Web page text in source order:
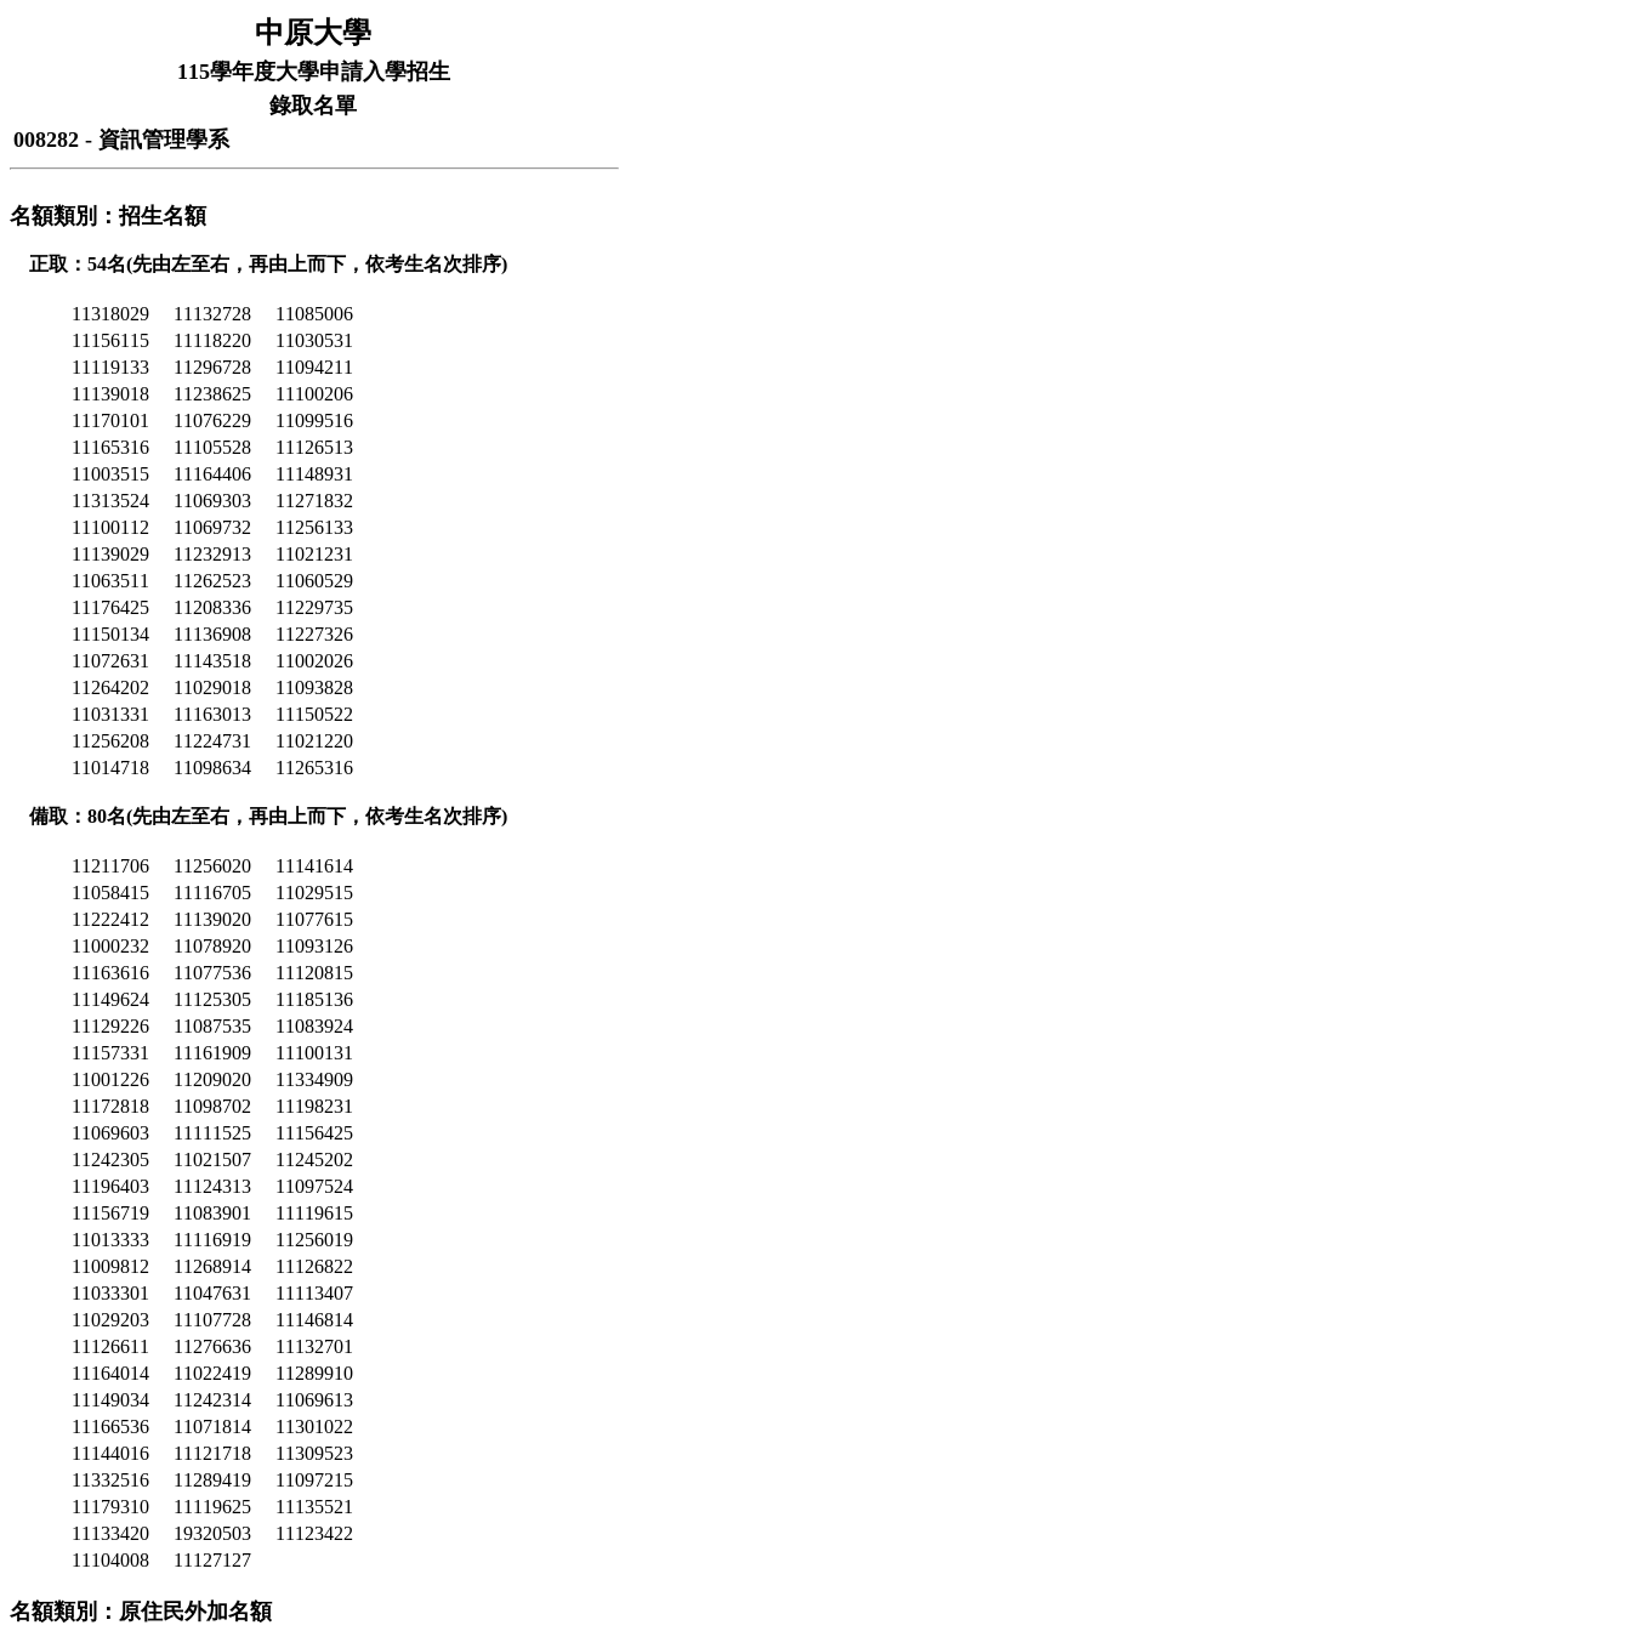
中原大學
115學年度大學申請入學招生
錄取名單
008282 - 資訊管理學系
名額類別：招生名額
正取：54名(先由左至右，再由上而下，依考生名次排序)
11318029 11132728
11085006
11156115
11118220
11030531
11119133
11296728
11094211
11139018
11238625
11100206
11170101
11076229
11099516
11165316
11105528
11126513
11003515
11164406
11148931
11313524
11069303
11271832
11100112
11069732
11256133
11139029
11232913
11021231
11063511
11262523
11060529
11176425
11208336
11229735
11150134
11136908
11227326
11072631
11143518
11002026
11264202
11029018
11093828
11031331
11163013
11150522
11256208
11224731
11021220
11014718
11098634 11265316
備取：80名(先由左至右，再由上而下，依考生名次排序)
11211706 11256020
11141614
11058415
11116705
11029515
11222412
11139020
11077615
11000232
11078920
11093126
11163616
11077536
11120815
11149624
11125305
11185136
11129226
11087535
11083924
11157331
11161909
11100131
11001226
11209020
11334909
11172818
11098702
11198231
11069603
11111525
11156425
11242305
11021507
11245202
11196403
11124313
11097524
11156719
11083901
11119615
11013333
11116919
11256019
11009812
11268914
11126822
11033301
11047631
11113407
11029203
11107728
11146814
11126611
11276636
11132701
11164014
11022419
11289910
11149034
11242314
11069613
11166536
11071814
11301022
11144016
11121718
11309523
11332516
11289419
11097215
11179310
11119625
11135521
11133420
19320503
11123422
11104008
11127127
名額類別：原住民外加名額